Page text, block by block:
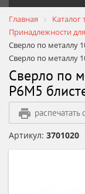
Главная Каталог
Принадлежности
Сверло по металлу
Сверло по металлу
Сверло по
P6M5
распечатать
Артикул: 3701020